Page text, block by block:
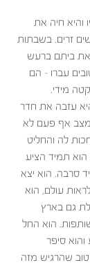
והיא חיה את
זרים. בשבתות
את ביתם ברעש
עברו - הם
מידי.
עזבה את חדר
אף פעם לא
לה והחליט
הוא תמיד הציע
סרבה. הוא יצא
עולם, הוא
גם בארץ
הוא החל
סיפר
שהרגיש מזה